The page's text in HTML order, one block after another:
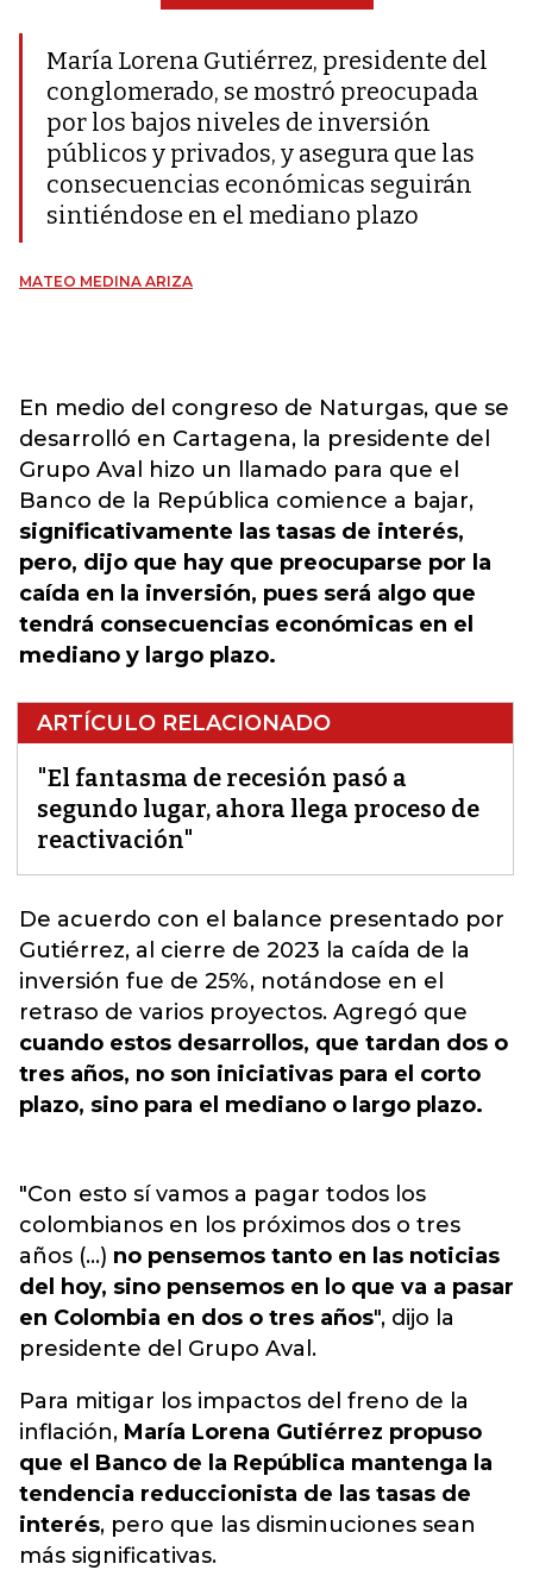
María Lorena Gutiérrez, presidente del
conglomerado, se mostró preocupada
por los bajos niveles de inversión
públicos y privados, y asegura que las
consecuencias económicas seguirán
sintiéndose en el mediano plazo
MATEO MEDINA ARIZA
En medio del congreso de Naturgas, que se
desarrolló en Cartagena, la presidente del
Grupo Aval hizo un llamado para que el
Banco de la República comience a bajar,
significativamente las tasas de interés,
pero, dijo que hay que preocuparse por la
caída en la inversión, pues será algo que
tendrá consecuencias económicas en el
mediano y largo plazo.
ARTÍCULO RELACIONADO
"El fantasma de recesión pasó a
segundo lugar, ahora llega proceso de
reactivación"
De acuerdo con el balance presentado por
Gutiérrez, al cierre de 2023 la caída de la
inversión fue de 25%, notándose en el
retraso de varios proyectos. Agregó que
cuando estos desarrollos, que tardan dos o
tres años, no son iniciativas para el corto
plazo, sino para el mediano o largo plazo.
"Con esto sí vamos a pagar todos los
colombianos en los próximos dos o tres
años (…) no pensemos tanto en las noticias
del hoy, sino pensemos en lo que va a pasar
en Colombia en dos o tres años", dijo la
presidente del Grupo Aval.
Para mitigar los impactos del freno de la
inflación, María Lorena Gutiérrez propuso
que el Banco de la República mantenga la
tendencia reduccionista de las tasas de
interés, pero que las disminuciones sean
más significativas.